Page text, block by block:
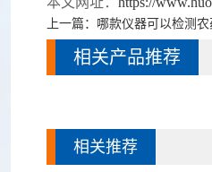
上一篇： 哪款仪器可以检测农
相关产品推荐
相关推荐